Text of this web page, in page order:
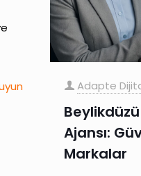
Adapte
Ajansı:
Markalar